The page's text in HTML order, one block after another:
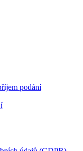
podání